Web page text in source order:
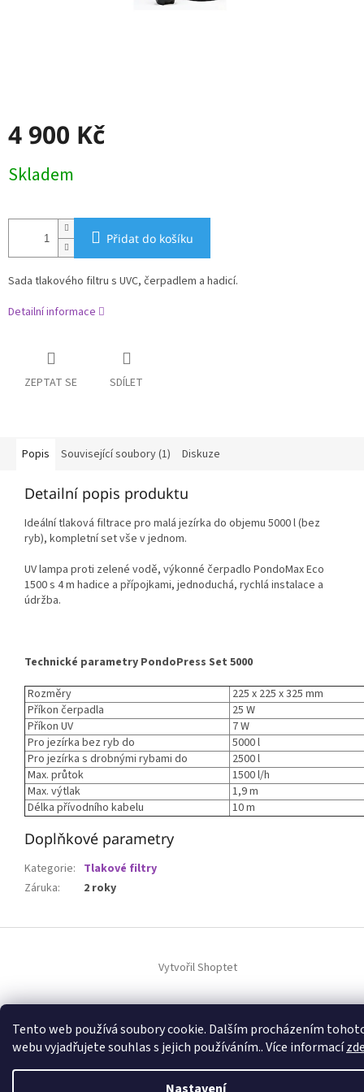
Tento web používá soubory cookie. Dalším procházením
webu vyjadřujete souhlas s jejich používáním.. Více informací
4 900 Kč
cena:
Skladem
Přidat do košíku
Sada tlakového filtru s UVC, čerpadlem a hadicí.
Detailní informace
ZEPTAT SE SDÍLET
Popis Související soubory (1) Diskuze
Detailní popis produktu
Ideální tlaková filtrace pro malá jezírka do objemu 5000 l (bez
ryb), kompletní set vše v jednom.
UV lampa proti zelené vodě, výkonné čerpadlo PondoMax Eco
1500 s 4 m hadice a přípojkami, jednoduchá, rychlá instalace a
údržba.
Technické parametry PondoPress Set 5000
Rozměry
225 x 225 x 325 mm
Příkon čerpadla
25 W
Příkon UV
7 W
Pro jezírka bez ryb do
5000 l
Pro jezírka s drobnými rybami do
2500 l
Max. průtok
1500 l/h
Max. výtlak
1,9 m
Délka přívodního kabelu
10 m
Doplňkové parametry
Kategorie: Tlakové filtry
Záruka: 2 roky
Z
t
Vytvořil Shoptet
cookies